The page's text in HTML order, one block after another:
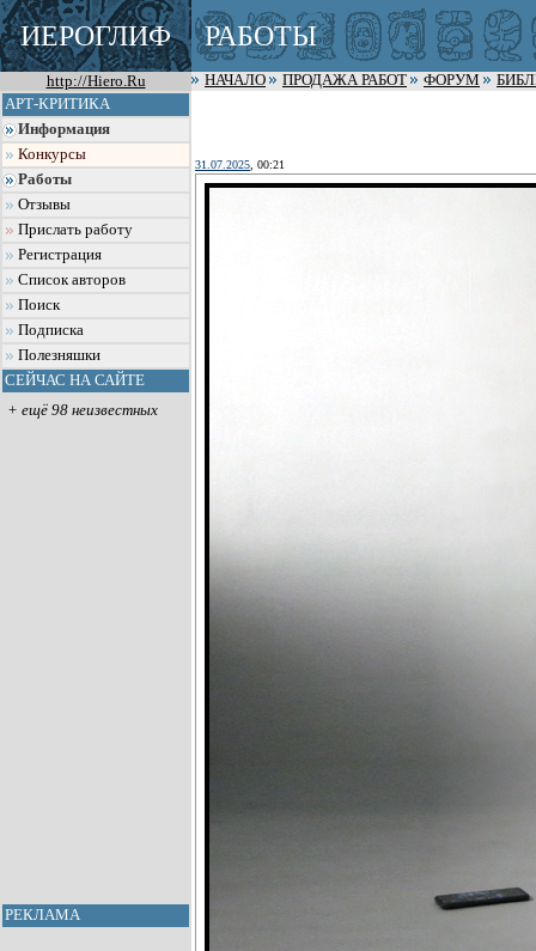
ИЕРОГЛИФ РАБОТЫ
http://Hiero.Ru НАЧАЛО ПРОДАЖА РАБОТ ФОРУМ
АРТ-КРИТИКА
Информация
Конкурсы
Работы
Отзывы
Прислать работу
Регистрация
Список авторов
Поиск
Подписка
Полезняшки
СЕЙЧАС НА САЙТЕ
+ ещё 98 неизвестных
РЕКЛАМА
31.07.2025 , 00:21